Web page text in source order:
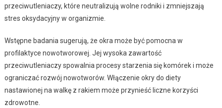
przeciwutleniaczy, które neutralizują wolne rodniki i zmniejszają
stres oksydacyjny w organizmie.
Wstępne badania sugerują, że okra może być pomocna w
profilaktyce nowotworowej. Jej wysoka zawartość
przeciwutleniaczy spowalnia procesy starzenia się komórek i może
ograniczać rozwój nowotworów. Włączenie okry do diety
nastawionej na walkę z rakiem może przynieść liczne korzyści
zdrowotne.